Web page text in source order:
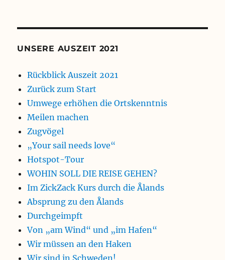
UNSERE AUSZEIT 2021
Rückblick Auszeit 2021
Zurück zum Start
Umwege erhöhen die Ortskenntnis
Meilen machen
Zugvögel
„Your sail needs love“
Hotspot-Tour
WOHIN SOLL DIE REISE GEHEN?
Im ZickZack Kurs durch die Ålands
Absprung zu den Ålands
Durchgeimpft
Von „am Wind“ und „im Hafen“
Wir müssen an den Haken
Wir sind in Schweden!